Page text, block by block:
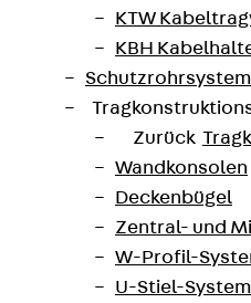
KTW
KBH
Zurück
Wandkonsolen
Deckenbügel
Zentral- und
W-Profil-
U-Stiel-System
bis Zukunft.